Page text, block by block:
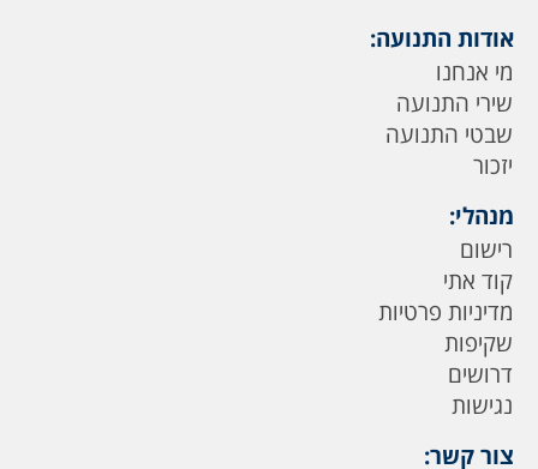
אודות התנועה:
מי אנחנו
שירי התנועה
שבטי התנועה
יזכור
מנהלי:
רישום
קוד אתי
מדיניות פרטיות
שקיפות
דרושים
נגישות
צור קשר: